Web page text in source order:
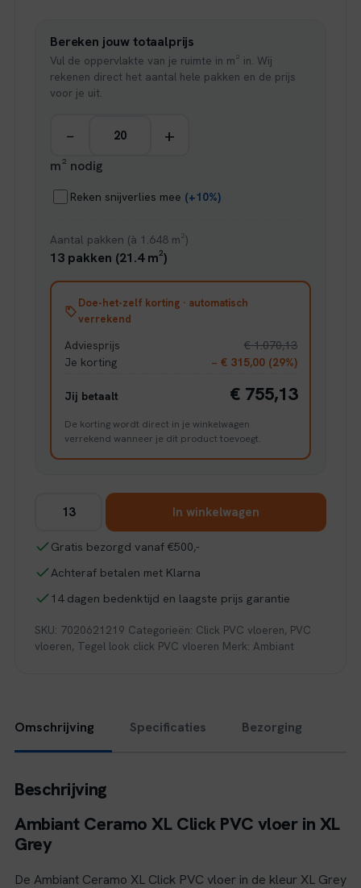
€ 49,95.€ 42,46.
Bereken jouw totaalprijs
Vul de oppervlakte van je ruimte in m² in. Wij
rekenen direct het aantal hele pakken en de prijs
voor je uit.
− +
m² nodig
Reken snijverlies mee (+10%)
Aantal pakken (à 1.648 m²)
13 pakken (21.4 m²)
Doe-het-zelf korting · automatisch
verrekend
Adviesprijs
€ 1.070,13
Je korting
− € 315,00 (29%)
Jij betaalt € 755,13
De korting wordt direct in je winkelwagen
verrekend wanneer je dit product toevoegt.
Ceramo
SRC
grey
In winkelwagen
Gratis bezorgd vanaf €500,-
Achteraf betalen met Klarna
14 dagen bedenktijd en laagste prijs garantie
SKU: 7020621219 Categorieën: Click PVC vloeren, PVC
vloeren, Tegel look click PVC vloeren Merk: Ambiant
Omschrijving Specificaties Bezorging
Beschrijving
Ambiant Ceramo XL Click PVC vloer in XL
Grey
De Ambiant Ceramo XL Click PVC vloer in de kleur XL Grey